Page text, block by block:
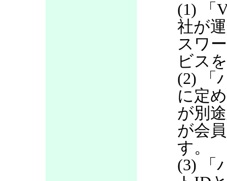
(1) 「
社が
スワ
ビス
(2) 「
に定
が別
が会
す。
(3) 「